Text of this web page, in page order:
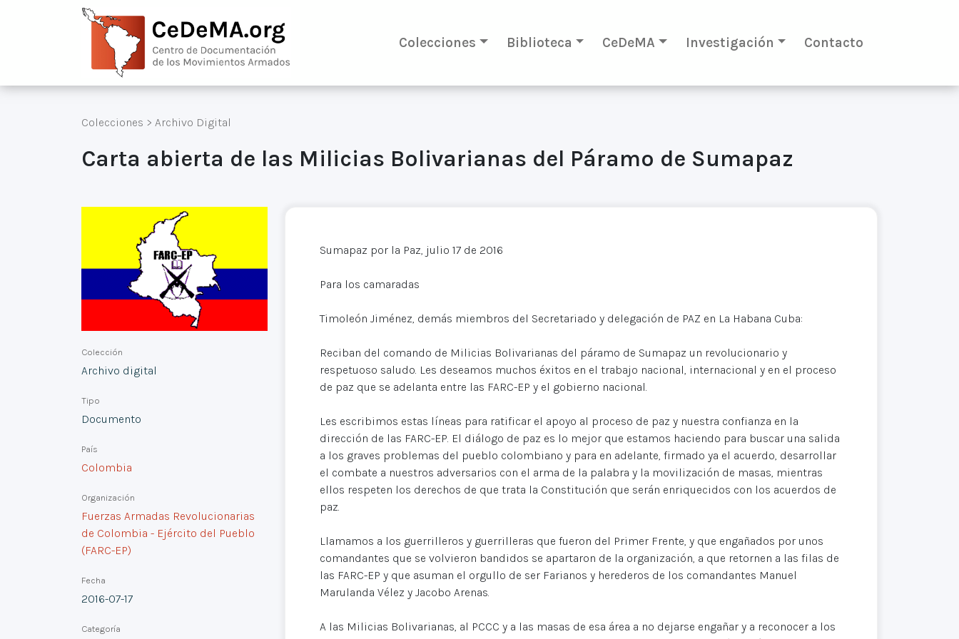
Colecciones Biblioteca CeDeMA Investigación Contacto
Colecciones > Archivo Digital
Carta abierta de las Milicias Bolivarianas del Páramo de Sumapaz
Colección
Archivo digital
Tipo
Documento
País
Colombia
Organización
Fuerzas Armadas Revolucionarias
de Colombia - Ejército del Pueblo
(FARC-EP)
Fecha
2016-07-17
Categoría
Sumapaz por la Paz, julio 17 de 2016
Para los camaradas
Timoleón Jiménez, demás miembros del Secretariado y delegación de PAZ en La Habana Cuba:
Reciban del comando de Milicias Bolivarianas del páramo de Sumapaz un revolucionario y
respetuoso saludo. Les deseamos muchos éxitos en el trabajo nacional, internacional y en el proceso
de paz que se adelanta entre las FARC-EP y el gobierno nacional.
Les escribimos estas líneas para ratificar el apoyo al proceso de paz y nuestra confianza en la
dirección de las FARC-EP. El diálogo de paz es lo mejor que estamos haciendo para buscar una salida
a los graves problemas del pueblo colombiano y para en adelante, firmado ya el acuerdo, desarrollar
el combate a nuestros adversarios con el arma de la palabra y la movilización de masas, mientras
ellos respeten los derechos de que trata la Constitución que serán enriquecidos con los acuerdos de
paz.
Llamamos a los guerrilleros y guerrilleras que fueron del Primer Frente, y que engañados por unos
comandantes que se volvieron bandidos se apartaron de la organización, a que retornen a las filas de
las FARC-EP y que asuman el orgullo de ser Farianos y herederos de los comandantes Manuel
Marulanda Vélez y Jacobo Arenas.
A las Milicias Bolivarianas, al PCCC y a las masas de esa área a no dejarse engañar y a reconocer a los